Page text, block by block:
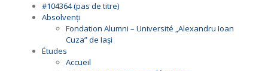
#104364 (pas de titre)
Absolvenți
Fondation Alumni – Université „Alexandru Ioan
Cuza” de Iaşi
Études
Accueil